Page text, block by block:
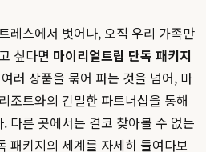
레스에서 벗어나, 오직 우리 가족만
싶다면 마이리얼트립 단독 패키지
러 상품을 묶어 파는 것을 넘어, 마
조트와의 긴밀한 파트너십을 통해
다른 곳에서는 결코 찾아볼 수 없는
패키지의 세계를 자세히 들여다보